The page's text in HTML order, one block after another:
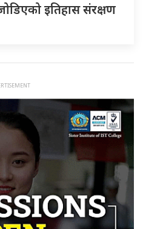
इतिहास संरक्षण